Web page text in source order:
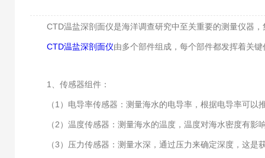
CTD温盐深剖面仪是海洋调查研究中至关重要的测量仪器，
CTD温盐深剖面仪由多个部件组成，每个部件都发挥着关
1、传感器组件：
（1）电导率传感器：测量海水的电导率，根据电导率可以
（2）温度传感器：测量海水的温度，温度对海水密度有影
（3）压力传感器：测量水深，通过压力来确定深度，这是